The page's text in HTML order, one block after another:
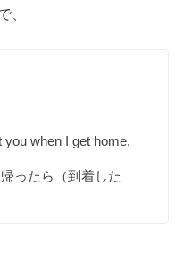
、
you when I get home.
ったら（到着した